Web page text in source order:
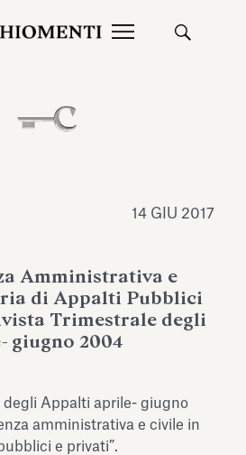
27 LUG 2026
espositivi
Villa Albani
14 GIU 2017
Amministrativa e
di Appalti Pubblici
Trimestrale degli
giugno 2004
degli Appalti aprile- giugno
amministrativa e civile in
e privati”.